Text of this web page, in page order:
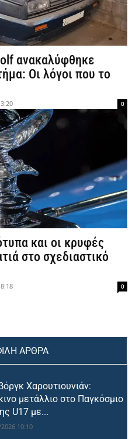
ανακαλύφθηκε
Οι λόγοι που το
0
και οι κρυφές
στο σχεδιαστικό
0
ΑΡΘΡΑ
Χαρουτιουνιάν:
μετάλλιο στο Παγκόσμιο
U17 με...
10:10